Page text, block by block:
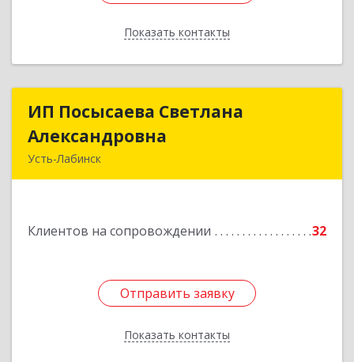
Показать контакты
Назад
ИП Посысаева Светлана
Александровна
Усть-Лабинск
Клиентов на сопровождении 32
Отправить заявку
Показать контакты
ИП Посысаева Светлана
Подробнее
Отправить заявку
Назад